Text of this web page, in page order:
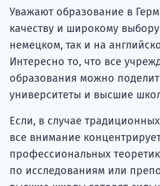
Уважают образование в
качеству и широкому
немецком, так и на
Интересно то, что все
образования можно
университеты и высшие
Если, в случае
все внимание
профессиональных
по исследованиям или